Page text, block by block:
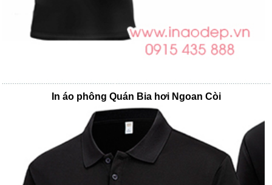
In áo phông Quán Bia hơi Ngoan Còi